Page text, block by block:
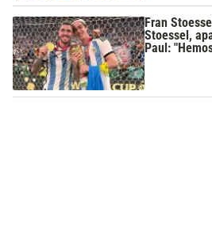
Fran
Stoessel,
Paul: